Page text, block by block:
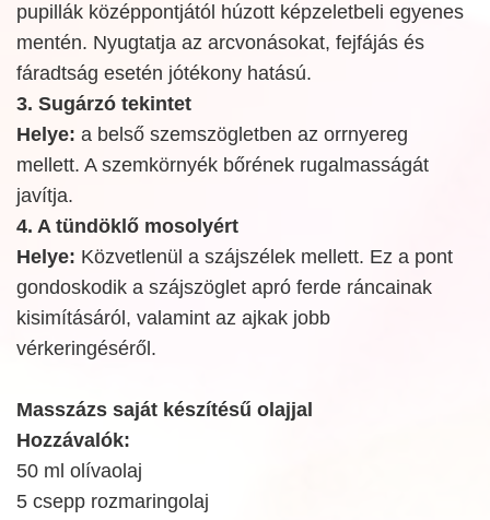
pupillák középpontjától húzott képzeletbeli egyenes
mentén. Nyugtatja az arcvonásokat, fejfájás és
fáradtság esetén jótékony hatású.
3. Sugárzó tekintet
Helye: a belső szemszögletben az orrnyereg
mellett. A szemkörnyék bőrének rugalmasságát
javítja.
4. A tündöklő mosolyért
Helye: Közvetlenül a szájszélek mellett. Ez a pont
gondoskodik a szájszöglet apró ferde ráncainak
kisimításáról, valamint az ajkak jobb
vérkeringéséről.
Masszázs saját készítésű olajjal
Hozzávalók:
50 ml olívaolaj
5 csepp rozmaringolaj